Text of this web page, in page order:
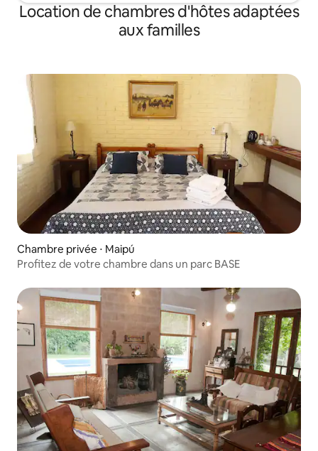
Location de chambres d'hôtes adaptées
aux familles
Chambre privée ⋅ Maipú
Profitez de votre chambre dans un parc BASE